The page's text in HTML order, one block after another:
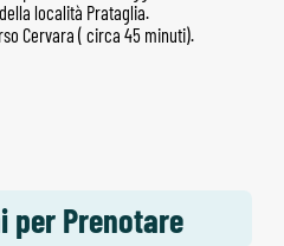
località Prataglia.
Cervara ( circa 45 minuti).
per Prenotare